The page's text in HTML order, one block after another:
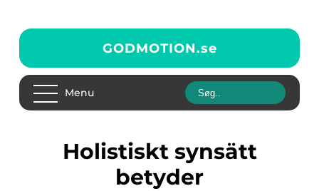
GODMOTION.se
Menu
holistiskt synsätt
betyder